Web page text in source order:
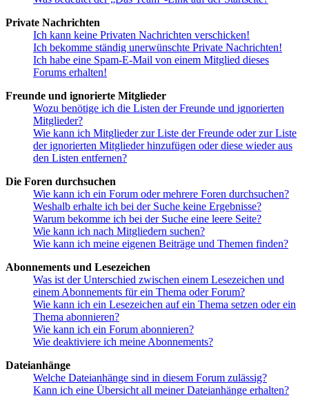
Private Nachrichten
Ich kann keine Privaten Nachrichten verschicken!
Ich bekomme ständig unerwünschte Private Nachrichten!
Ich habe eine Spam-E-Mail von einem Mitglied dieses
Forums erhalten!
Freunde und ignorierte Mitglieder
Wozu benötige ich die Listen der Freunde und ignorierten
Mitglieder?
Wie kann ich Mitglieder zur Liste der Freunde oder zur Liste
der ignorierten Mitglieder hinzufügen oder diese wieder aus
den Listen entfernen?
Die Foren durchsuchen
Wie kann ich ein Forum oder mehrere Foren durchsuchen?
Weshalb erhalte ich bei der Suche keine Ergebnisse?
Warum bekomme ich bei der Suche eine leere Seite?
Wie kann ich nach Mitgliedern suchen?
Wie kann ich meine eigenen Beiträge und Themen finden?
Abonnements und Lesezeichen
Was ist der Unterschied zwischen einem Lesezeichen und
einem Abonnements für ein Thema oder Forum?
Wie kann ich ein Lesezeichen auf ein Thema setzen oder ein
Thema abonnieren?
Wie kann ich ein Forum abonnieren?
Wie deaktiviere ich meine Abonnements?
Dateianhänge
Welche Dateianhänge sind in diesem Forum zulässig?
Kann ich eine Übersicht all meiner Dateianhänge erhalten?